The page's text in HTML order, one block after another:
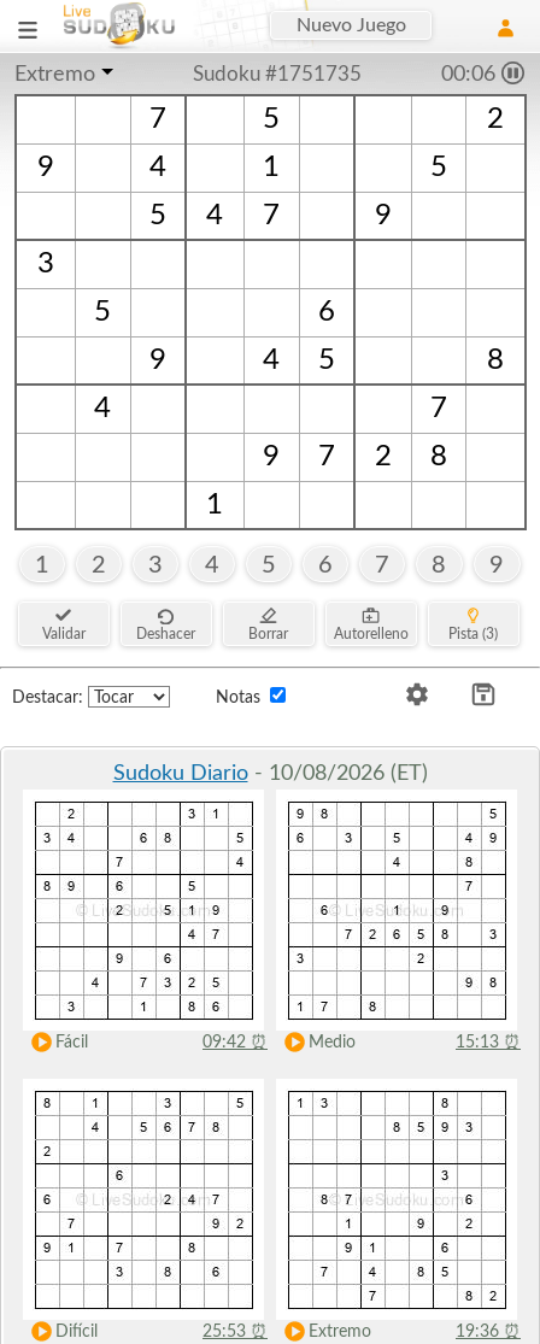
Nuevo Juego
Extremo Sudoku #1751735 00:07
7 5
2
9
4 1
5
5
4 7
9
3
5
6
9
4 5
8
4
7
9
7 2
8
1
1 2 3 4 5 6 7 8 9
Validar Deshacer Borrar Autorelleno Pista (3)
Destacar: Notas
Sudoku Diario- 10/08/2026 (ET)
Fácil 09:42 ⏰ Medio 15:13 ⏰
Difícil 25:53 ⏰ Extremo 19:36 ⏰